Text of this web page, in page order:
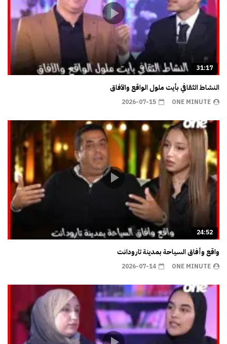
31:17
النشاط الثقافي بأيت ملول الواقع والآفاق
ONE MINUTE
2026-07-15
24:52
واقع وأفاق السياحة بمدينة تارودانت
ONE MINUTE
2026-07-14